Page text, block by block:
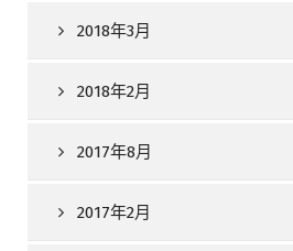
2018年3月
2018年2月
2017年8月
2017年2月